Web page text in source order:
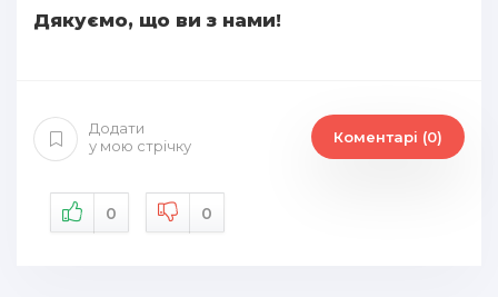
Дякуємо, що ви з нами!
Додати
у мою стрічку
Коментарі (0)
0 0